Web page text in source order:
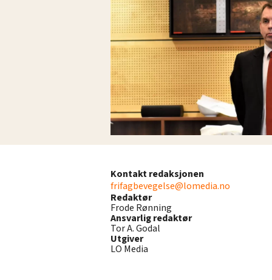
Kontakt redaksjonen
frifagbevegelse@lomedia.no
Redaktør
Frode Rønning
Ansvarlig redaktør
Tor A. Godal
Utgiver
LO Media